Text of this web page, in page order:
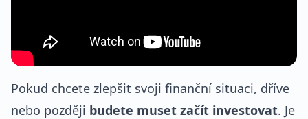
Pokud chcete zlepšit svoji finanční situaci, dříve
nebo později budete muset začít investovat. Je